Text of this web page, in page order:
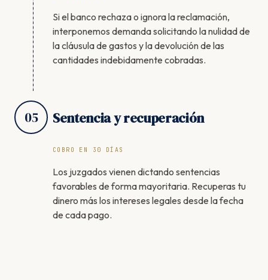
Si el banco rechaza o ignora la reclamación,
interponemos demanda solicitando la nulidad de
la cláusula de gastos y la devolución de las
cantidades indebidamente cobradas.
05 Sentencia y recuperación
COBRO EN 30 DÍAS
Los juzgados vienen dictando sentencias
favorables de forma mayoritaria. Recuperas tu
dinero más los intereses legales desde la fecha
de cada pago.